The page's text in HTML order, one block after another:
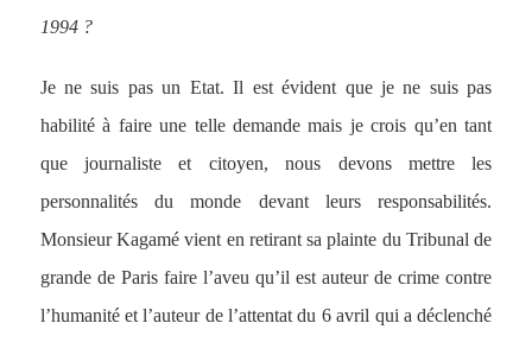
1994 ?
Je ne suis pas un Etat. Il est évident que je ne suis pas
habilité à faire une telle demande mais je crois qu’en tant
que journaliste et citoyen, nous devons mettre les
personnalités du monde devant leurs responsabilités.
Monsieur Kagamé vient en retirant sa plainte du Tribunal de
grande de Paris faire l’aveu qu’il est auteur de crime contre
l’humanité et l’auteur de l’attentat du 6 avril qui a déclenché